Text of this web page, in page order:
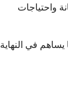
واحتياجات
يساهم في النهاية